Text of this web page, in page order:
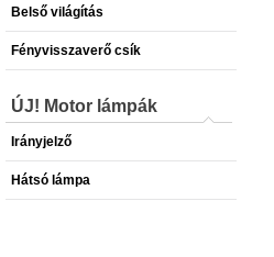
Belső világítás
Fényvisszaverő csík
ÚJ! Motor lámpák
Irányjelző
Hátsó lámpa